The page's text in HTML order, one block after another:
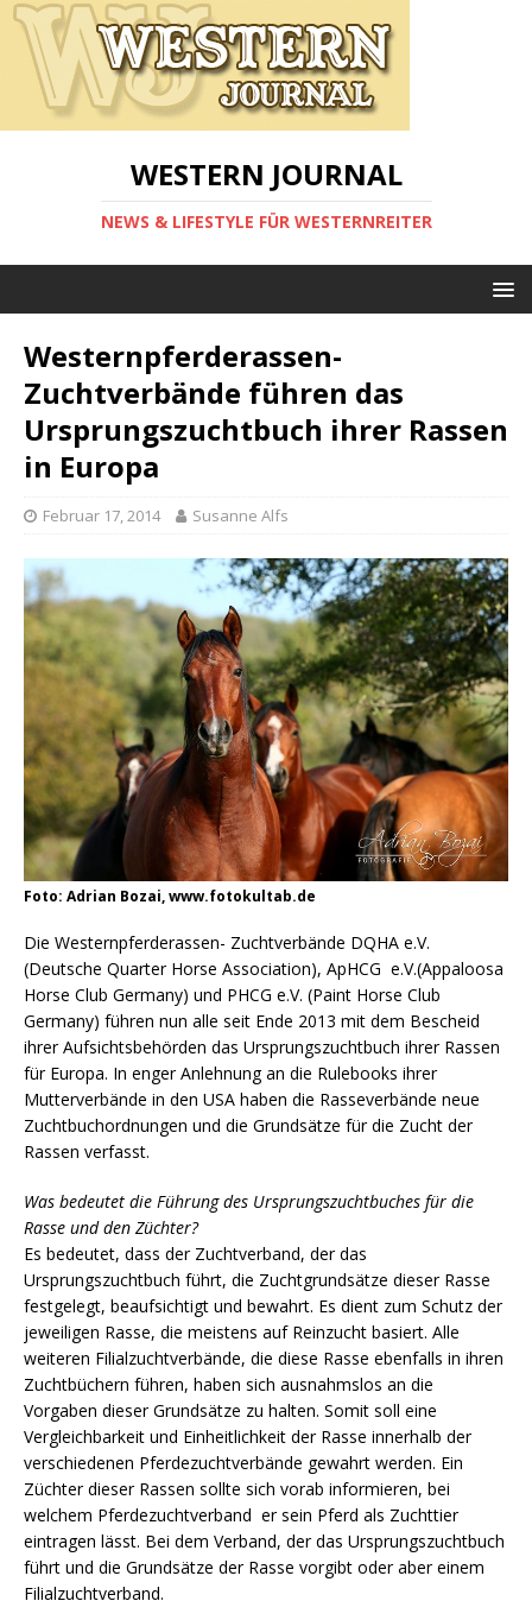
WESTERN JOURNAL
NEWS & LIFESTYLE FÜR WESTERNREITER
Westernpferderassen-
Zuchtverbände führen das
Ursprungszuchtbuch ihrer Rassen
in Europa
Februar 17, 2014 Susanne Alfs
Foto: Adrian Bozai, www.fotokultab.de
Die Westernpferderassen- Zuchtverbände DQHA e.V.
(Deutsche Quarter Horse Association), ApHCG e.V.(Appaloosa
Horse Club Germany) und PHCG e.V. (Paint Horse Club
Germany) führen nun alle seit Ende 2013 mit dem Bescheid
ihrer Aufsichtsbehörden das Ursprungszuchtbuch ihrer Rassen
für Europa. In enger Anlehnung an die Rulebooks ihrer
Mutterverbände in den USA haben die Rasseverbände neue
Zuchtbuchordnungen und die Grundsätze für die Zucht der
Rassen verfasst.
Was bedeutet die Führung des Ursprungszuchtbuches für die
Rasse und den Züchter?
Es bedeutet, dass der Zuchtverband, der das
Ursprungszuchtbuch führt, die Zuchtgrundsätze dieser Rasse
festgelegt, beaufsichtigt und bewahrt. Es dient zum Schutz der
jeweiligen Rasse, die meistens auf Reinzucht basiert. Alle
weiteren Filialzuchtverbände, die diese Rasse ebenfalls in ihren
Zuchtbüchern führen, haben sich ausnahmslos an die
Vorgaben dieser Grundsätze zu halten. Somit soll eine
Vergleichbarkeit und Einheitlichkeit der Rasse innerhalb der
verschiedenen Pferdezuchtverbände gewahrt werden. Ein
Züchter dieser Rassen sollte sich vorab informieren, bei
welchem Pferdezuchtverband er sein Pferd als Zuchttier
eintragen lässt. Bei dem Verband, der das Ursprungszuchtbuch
führt und die Grundsätze der Rasse vorgibt oder aber einem
Filialzuchtverband.